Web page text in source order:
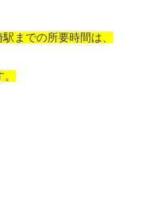
までの所要時間は、